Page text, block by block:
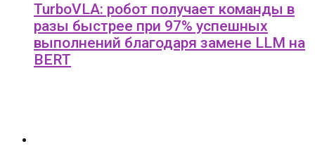
TurboVLA: робот получает команды в
разы быстрее при 97% успешных
выполнений благодаря замене LLM на
BERT